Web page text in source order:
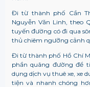
Đi từ thành phố Cần
Nguyễn Văn Linh, theo
tuyến đường có đi qua
thủ chiêm ngưỡng cảnh
Đi từ thành phố Hồ Chí
phần quãng đường để
dụng dịch vụ thuê xe, xe
tiện và nhanh chóng